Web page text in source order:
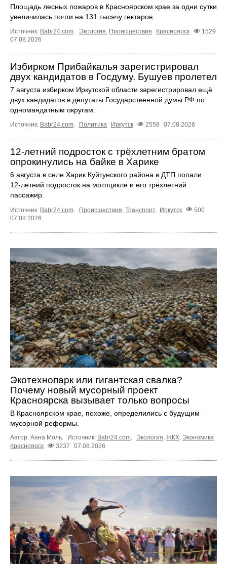
Площадь лесных пожаров в Красноярском крае за одни сутки
увеличилась почти на 131 тысячу гектаров.
Источник: Babr24.com. Экология, Происшествия Красноярск
1529
07.08.2026
Избирком Прибайкалья зарегистрировал
двух кандидатов в Госдуму. Бушуев пролетел
7 августа избирком Иркутской области зарегистрировал ещё
двух кандидатов в депутаты Государственной думы РФ по
одномандатным округам.
Источник: Babr24.com. Политика Иркутск 2558 07.08.2026
12‑летний подросток с трёхлетним братом
опрокинулись на байке в Харике
6 августа в селе Харик Куйтунского района в ДТП попали
12‑летний подросток на мотоцикле и его трёхлетний
пассажир.
Источник: Babr24.com Происшествия Транспорт Иркутск
500
07.08.2026
Экотехнопарк или гигантская свалка?
Почему новый мусорный проект
Красноярска вызывает только вопросы
В Красноярском крае, похоже, определились с будущим
мусорной реформы.
Автор: Анна Моль. Источник: Babr24.com. Экология, ЖКХ, Экономика
Красноярск
3237 07.08.2026